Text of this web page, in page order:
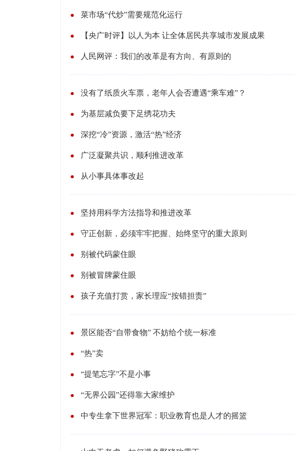
菜市场“代炒”需要规范化运行
【央广时评】以人为本 让全体居民共享城市发展成果
人民网评：我们的改革是有方向、有原则的
没有了纸质火车票，老年人会否遭遇“乘车难”？
为基层减负要下足绣花功夫
深挖“冷”资源，激活“热”经济
广泛凝聚共识，顺利推进改革
从小事具体事改起
坚持用科学方法指导和推进改革
守正创新，必须牢牢把握、始终坚守的重大原则
别被代码蒙住眼
别被冒牌蒙住眼
孩子充值打赏，家长理应“按错担责”
景区能否“自带食物” 不妨给个统一标准
“热”卖
“提笔忘字”不是小事
“无界公园”还得靠大家维护
中专生拿下世界冠军：职业教育也是人才的摇篮